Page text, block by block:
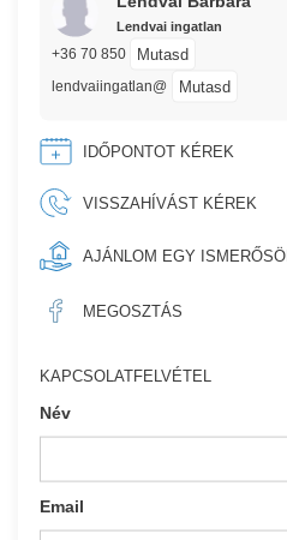
Lendvai ingatlan
+36 70 850 Mutasd
lendvaiingatlan@ Mutasd
IDŐPONTOT KÉREK
VISSZAHÍVÁST KÉREK
AJÁNLOM EGY
MEGOSZTÁS
KAPCSOLATFELVÉTEL
Név
Email